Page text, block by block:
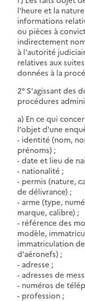
l'heure et la
informations
ou pièces à
indirectement
à l'autorité
relatives aux
données à la
2° S'agissant des
procédures
a) En ce qui
l'objet d'une
- identité (nom,
prénoms) ;
- date et lieu de
- nationalité ;
- permis (nature,
de délivrance) ;
- arme (type,
marque, calibre) ;
- référence des
modèle,
immatriculation
d'aéronefs) ;
- adresse ;
- adresses de
- numéros de
- profession ;